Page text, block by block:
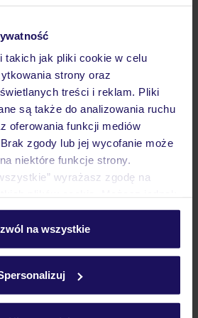
takich jak pliki cookie w celu
strony oraz
treści i reklam. Pliki
są także do analizowania ruchu
oferowania funkcji mediów
zgody lub jej wycofanie może
niektóre funkcje strony.
wyrażasz zgodę na
wchodząc w zakładkę
o plikach cookie znajdziesz
na wszystkie
pytania